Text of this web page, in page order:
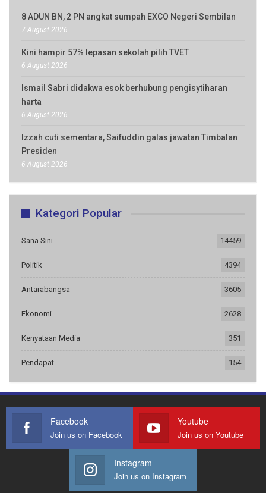
8 ADUN BN, 2 PN angkat sumpah EXCO Negeri Sembilan
7 August 2026
Kini hampir 57% lepasan sekolah pilih TVET
6 August 2026
Ismail Sabri didakwa esok berhubung pengisytiharan
harta
6 August 2026
Izzah cuti sementara, Saifuddin galas jawatan Timbalan
Presiden
6 August 2026
Kategori Popular
Sana Sini 14459
Politik 4394
Antarabangsa 3605
Ekonomi 2628
Kenyataan Media 351
Pendapat 154
Facebook
Join us on Facebook
Youtube
Join us on Youtube
Instagram
Join us on Instagram